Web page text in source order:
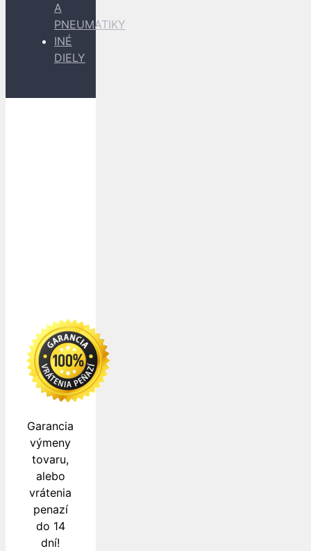
A
PNEUMATIKY
INÉ
DIELY
Garancia
výmeny
tovaru,
alebo
vrátenia
penazí
do 14
dní!